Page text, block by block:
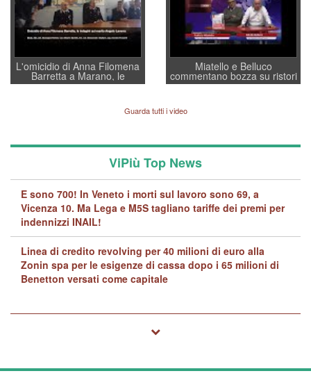
L'omicidio di Anna Filomena
Barretta a Marano, le
indagini dei carabinieri di
quelle di... Barbara D'Urso
Miatello e Belluco
commentano bozza su ristori
BPVi e Veneto Banca
Guarda tutti i video
ViPiù Top News
E sono 700! In Veneto i morti sul lavoro sono 69, a
Vicenza 10. Ma Lega e M5S tagliano tariffe dei premi per
indennizzi INAIL!
Linea di credito revolving per 40 milioni di euro alla
Zonin spa per le esigenze di cassa dopo i 65 milioni di
Benetton versati come capitale